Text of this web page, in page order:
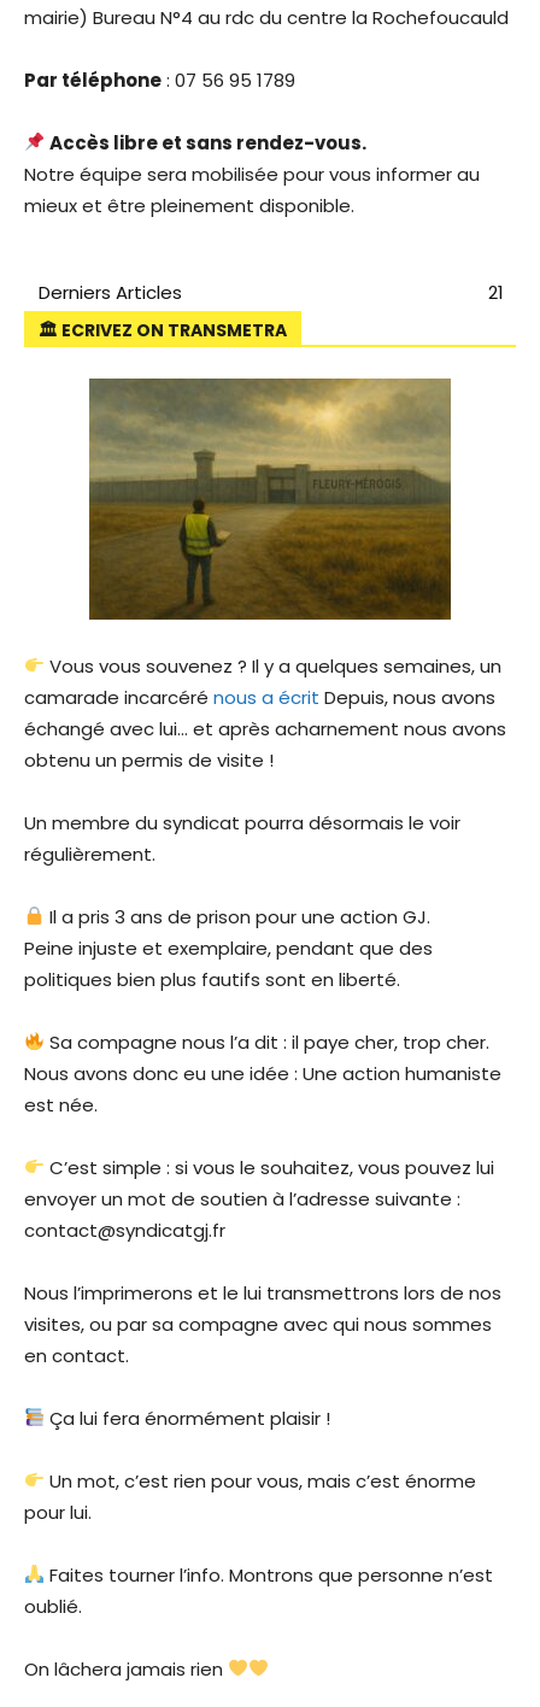
mairie) Bureau N°4 au rdc du centre la Rochefoucauld
Par téléphone: 07 56 95 1789
Accès libre et sans rendez-vous.
Notre équipe sera mobilisée pour vous informer au
mieux et être pleinement disponible.
Derniers Articles 21
🏛 ECRIVEZ ON TRANSMETRA
Vous vous souvenez ? Il y a quelques semaines, un
camarade incarcéré nous a écrit Depuis, nous avons
échangé avec lui… et après acharnement nous avons
obtenu un permis de visite !
Un membre du syndicat pourra désormais le voir
régulièrement.
Il a pris 3 ans de prison pour une action GJ.
Peine injuste et exemplaire, pendant que des
politiques bien plus fautifs sont en liberté.
Sa compagne nous l’a dit : il paye cher, trop cher.
Nous avons donc eu une idée : Une action humaniste
est née.
C’est simple : si vous le souhaitez, vous pouvez lui
envoyer un mot de soutien à l’adresse suivante :
contact@syndicatgj.fr
Nous l’imprimerons et le lui transmettrons lors de nos
visites, ou par sa compagne avec qui nous sommes
en contact.
Ça lui fera énormément plaisir !
Un mot, c’est rien pour vous, mais c’est énorme
pour lui.
Faites tourner l’info. Montrons que personne n’est
oublié.
On lâchera jamais rien